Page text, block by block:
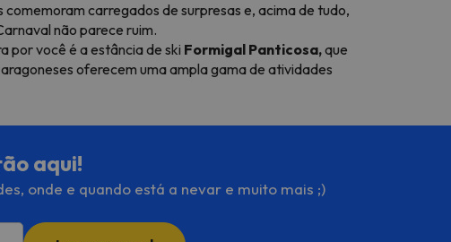
carregados de surpresas e, acima de tudo,
não parece ruim.
por você é a estância de ski Formigal Panticosa,que
oferecem uma ampla gama de atividades
aqui!
onde e quando está a nevar e muito mais ;)